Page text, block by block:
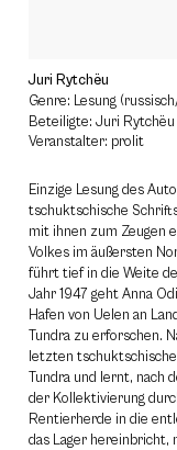
Juri Rytchëu
Genre: Lesung
Beteiligte: Juri Rytchëu
Veranstalter: prolit
Einzige Lesung des
tschuktschische
mit ihnen zum Zeugen
Volkes im äußersten
führt tief in die Weite
Jahr 1947 geht Anna
Hafen von Uelen an
Tundra zu erforschen.
letzten
Tundra und lernt, nach
der Kollektivierung
Rentierherde in die
das Lager hereinbricht,